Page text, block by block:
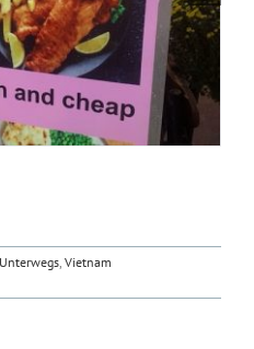
Unterwegs Vietnam